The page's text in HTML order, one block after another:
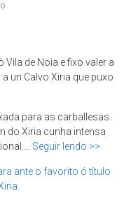
de Noia e fixo valer a
un Calvo Xiria que puxo
para as carballesas.
do Xiria cunha intensa
Seguir lendo >>
ante o favorito ó título